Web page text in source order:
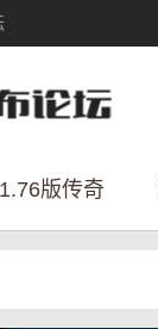
1.76版传奇